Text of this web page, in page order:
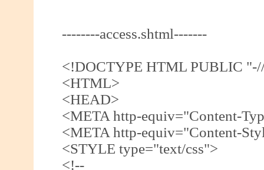
--------access.shtml-------
<!DOCTYPE HTML PUBLIC
<HTML>
<HEAD>
<META http-equiv="Content-
<META http-equiv="Content-
<STYLE type="text/css">
<!--